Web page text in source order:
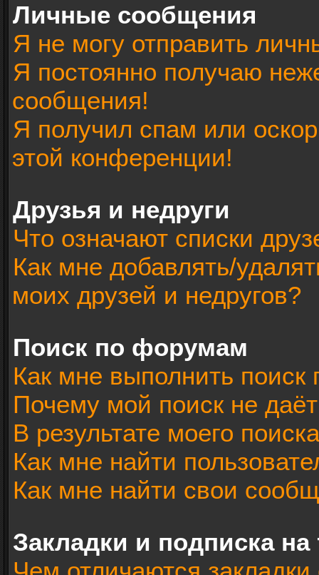
Личные сообщения
Я не могу отправить
Я постоянно получаю
сообщения!
Я получил спам или
этой конференции!
Друзья и недруги
Что означают списки
Как мне добавлять/
моих друзей и недругов?
Поиск по форумам
Как мне выполнить
Почему мой поиск не даёт
В результате моего
Как мне найти
Как мне найти свои
Закладки и подписка